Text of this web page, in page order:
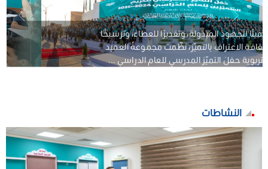
تثمينًا للجهود المبذولة، وتقديرًا للعطاء، وترسيخًا
لثقافة الاعتراف بالتميّز، نظّمت مجموعةُ العميد
التربوية حفلَ التميّز المدرسي للعام الدراسي ...
النشاطات